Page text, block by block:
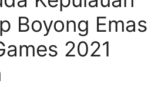
Boyong Emas
2021